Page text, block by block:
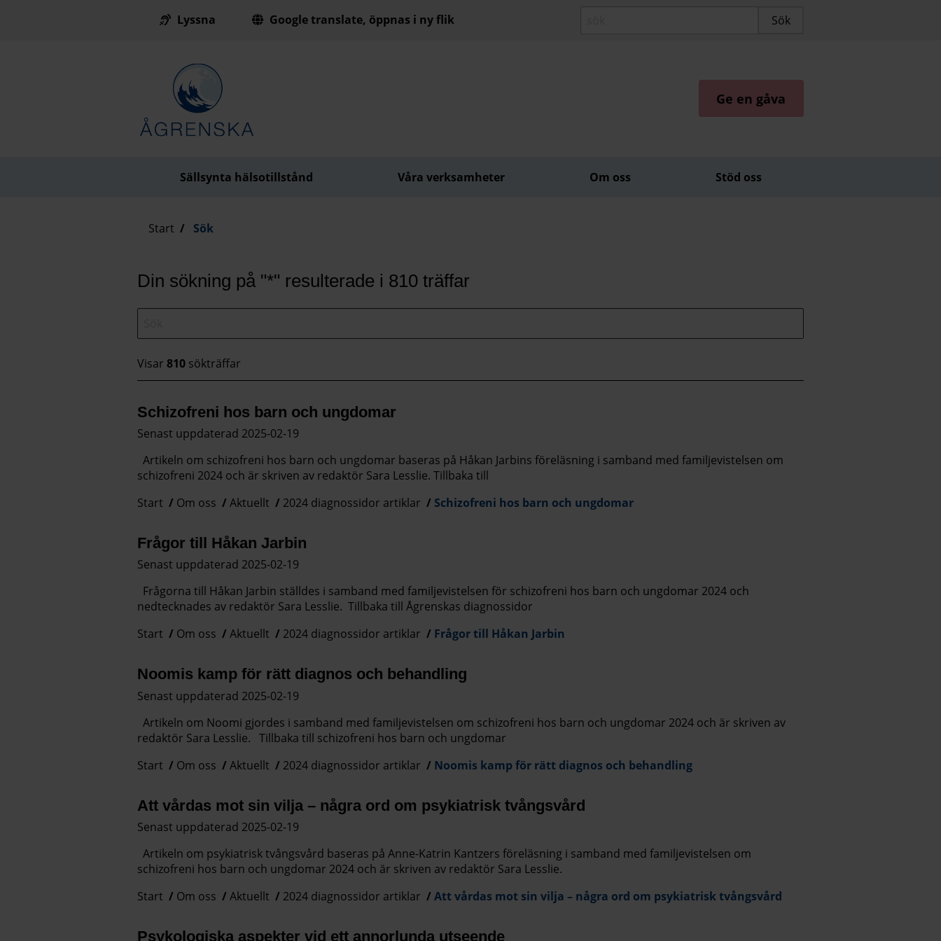
Lyssna Google translate, öppnas i ny flik
Ge en gåva
Sällsynta hälsotillstånd Våra verksamheter Om oss Stöd oss
Start Sök
Din sökning på "*" resulterade i 810 träffar
Visar 810 sökträffar
Schizofreni hos barn och ungdomar
Senast uppdaterad 2025-02-19
Artikeln om schizofreni hos barn och ungdomar baseras på Håkan Jarbins föreläsning i samband med familjevistelsen om
schizofreni 2024 och är skriven av redaktör Sara Lesslie. Tillbaka till
Start
Om oss Aktuellt 2024 diagnossidor artiklar Schizofreni hos barn och ungdomar
Frågor till Håkan Jarbin
Senast uppdaterad 2025-02-19
Frågorna till Håkan Jarbin ställdes i samband med familjevistelsen för schizofreni hos barn och ungdomar 2024 och
nedtecknades av redaktör Sara Lesslie. Tillbaka till Ågrenskas diagnossidor
Start
Om oss Aktuellt 2024 diagnossidor artiklar Frågor till Håkan Jarbin
Noomis kamp för rätt diagnos och behandling
Senast uppdaterad 2025-02-19
Artikeln om Noomi gjordes i samband med familjevistelsen om schizofreni hos barn och ungdomar 2024 och är skriven av
redaktör Sara Lesslie. Tillbaka till schizofreni hos barn och ungdomar
Start
Om oss Aktuellt 2024 diagnossidor artiklar Noomis kamp för rätt diagnos och behandling
Att vårdas mot sin vilja – några ord om psykiatrisk tvångsvård
Senast uppdaterad 2025-02-19
Artikeln om psykiatrisk tvångsvård baseras på Anne-Katrin Kantzers föreläsning i samband med familjevistelsen om
schizofreni hos barn och ungdomar 2024 och är skriven av redaktör Sara Lesslie.
Start
Om oss Aktuellt 2024 diagnossidor artiklar Att vårdas mot sin vilja – några ord om psykiatrisk tvångsvård
Psykologiska aspekter vid ett annorlunda utseende